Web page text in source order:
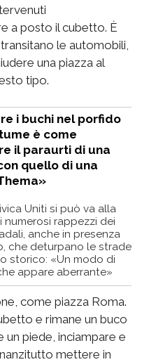
a posto il cubetto. È
le automobili,
una piazza al
tipo.
i buchi nel porfido
è come
il paraurti di una
quello di una
Uniti si può va alla
numerosi rappezzi dei
anche in presenza
che deturpano le strade
storico: «Un modo di
appare aberrante»
come piazza Roma.
e rimane un buco
un piede, inciampare e
mettere in